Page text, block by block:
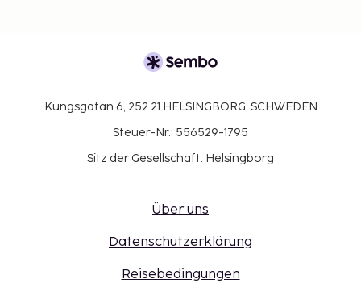
Kungsgatan 6, 252 21 HELSINGBORG, SCHWEDEN
Steuer-Nr.: 556529-1795
Sitz der Gesellschaft: Helsingborg
Über uns
Datenschutzerklärung
Reisebedingungen